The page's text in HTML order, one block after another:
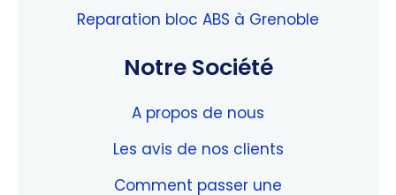
Reparation bloc ABS à Grenoble
Notre Société
A propos de nous
Les avis de nos clients
Comment passer une